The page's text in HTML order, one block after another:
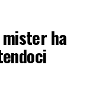
ha